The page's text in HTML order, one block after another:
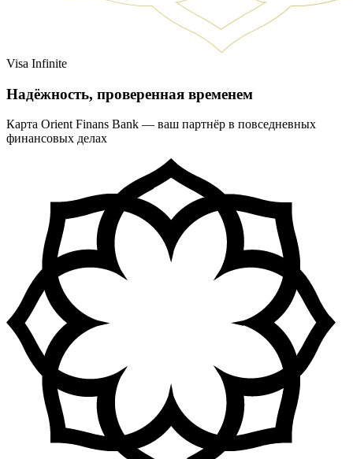
Visa Infinite
Надёжность, проверенная временем
Карта Orient Finans Bank — ваш партнёр в повседневных
финансовых делах